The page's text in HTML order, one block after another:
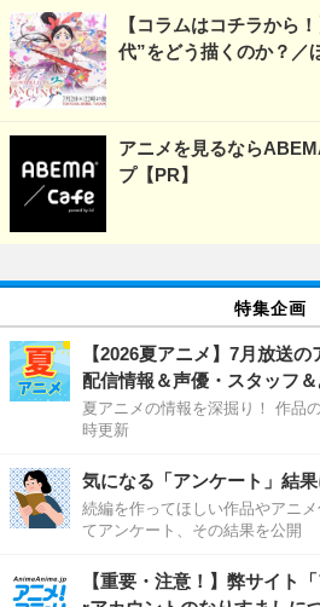
【コラムはコチラから
代”をどう描くのか？／
アニメを見るなら
プ【PR】
特集企画
【2026夏アニメ】7月放送
配信情報＆声優・スタッフ＆
夏アニメの情報を深掘り！ 作品
時更新
気になる「アンケート」結果
続編を作ってほしい作品やアニ
てアンケート、その結果を公開
【重要・注意！】弊サイト